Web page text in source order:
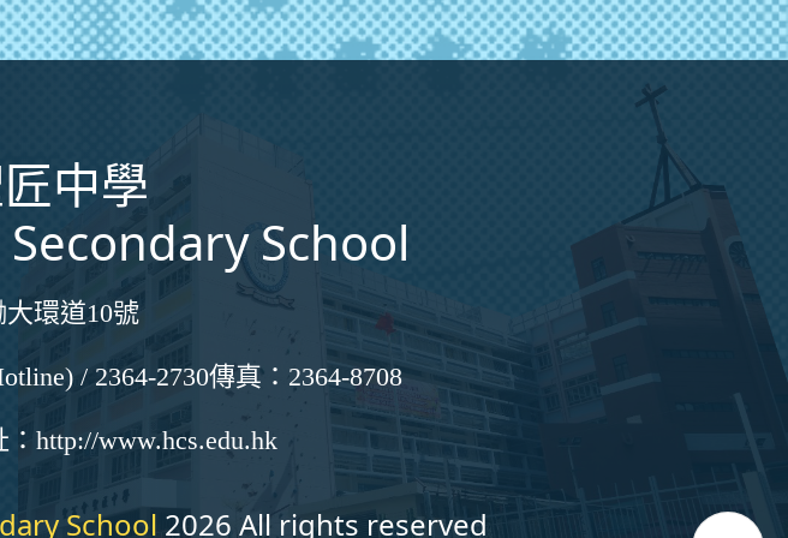
中學
School
環道10號
/ 2364-2730傳真： 2364-8708
http://www.hcs.edu.hk
School 2026 All rights reserved